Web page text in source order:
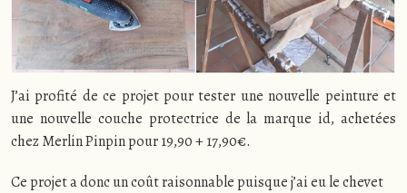
J’ai profité de ce projet pour tester une nouvelle peinture et
une nouvelle couche protectrice de la marque id, achetées
chez Merlin Pinpin pour 19,90 + 17,90€.
Ce projet a donc un coût raisonnable puisque j’ai eu le chevet